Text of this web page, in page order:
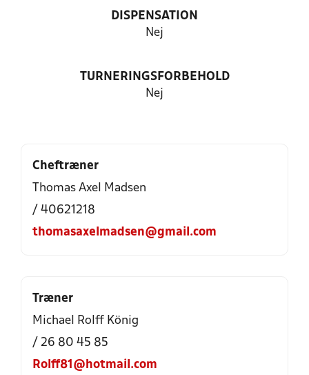
DISPENSATION
Nej
TURNERINGSFORBEHOLD
Nej
Cheftræner
Thomas Axel Madsen
/ 40621218
thomasaxelmadsen@gmail.com
Træner
Michael Rolff König
/ 26 80 45 85
Rolff81@hotmail.com